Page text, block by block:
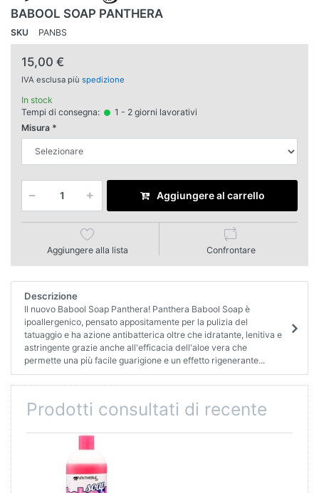
BABOOL SOAP PANTHERA
SKU PANBS
15,00 €
IVA esclusa più spedizione
In stock
Tempi di consegna:
1 - 2 giorni lavorativi
Misura
Aggiungere al carrello
Aggiungere alla lista Confrontare
Descrizione
Il nuovo Babool Soap Panthera! Panthera Babool Soap è
ipoallergenico, pensato appositamente per la pulizia del
tatuaggio e ha azione antibatterica oltre che idratante, lenitiva e
astringente grazie anche all'efficacia dell'aloe vera che
permette una più facile guarigione e un effetto rigenerante...
Prodotti consultati di recente